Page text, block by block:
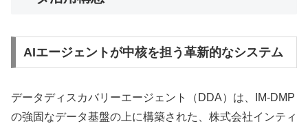
AIエージェントが中核を担う革新的なシステム
データディスカバリーエージェント（DDA）は、IM-DMP
の強固なデータ基盤の上に構築された、株式会社インティ